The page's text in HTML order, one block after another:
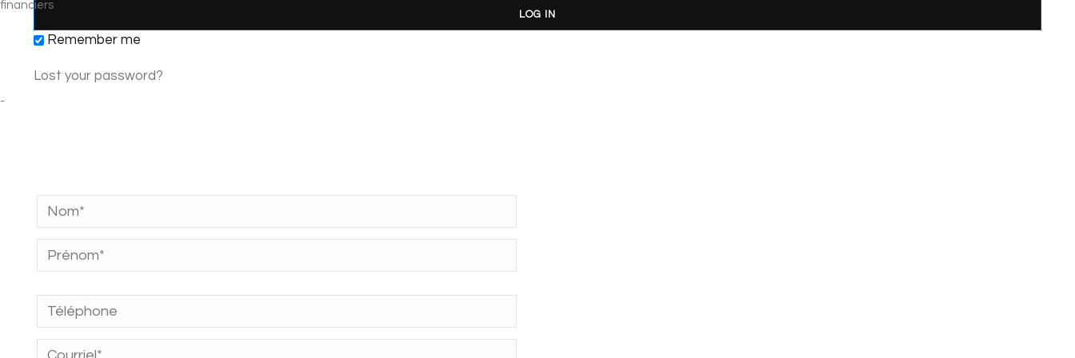
Remember me
Lost your password?